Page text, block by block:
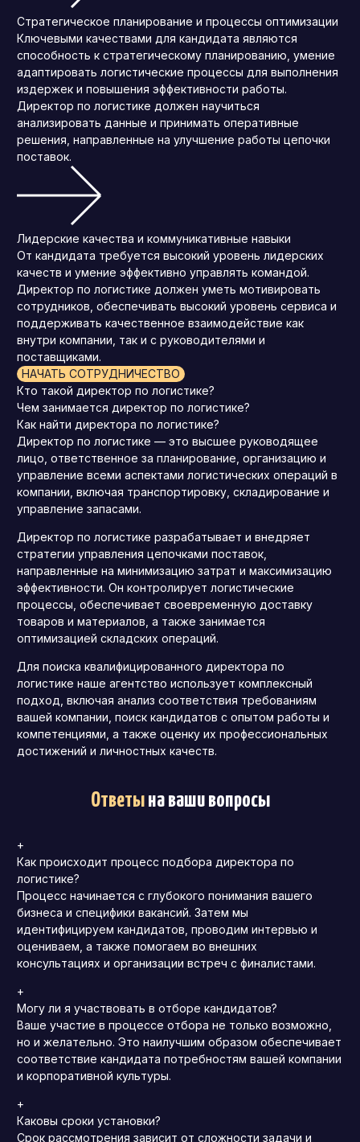
Стратегическое планирование и процессы оптимизации
Ключевыми качествами для кандидата являются
способность к стратегическому планированию, умение
адаптировать логистические процессы для выполнения
издержек и повышения эффективности работы.
Директор по логистике должен научиться
анализировать данные и принимать оперативные
решения, направленные на улучшение работы цепочки
поставок.
Лидерские качества и коммуникативные навыки
От кандидата требуется высокий уровень лидерских
качеств и умение эффективно управлять командой.
Директор по логистике должен уметь мотивировать
сотрудников, обеспечивать высокий уровень сервиса и
поддерживать качественное взаимодействие как
внутри компании, так и с руководителями и
поставщиками.
НАЧАТЬ СОТРУДНИЧЕСТВО
Кто такой директор по логистике?
Чем занимается директор по логистике?
Как найти директора по логистике?
Директор по логистике — это высшее руководящее
лицо, ответственное за планирование, организацию и
управление всеми аспектами логистических операций в
компании, включая транспортировку, складирование и
управление запасами.
Директор по логистике разрабатывает и внедряет
стратегии управления цепочками поставок,
направленные на минимизацию затрат и максимизацию
эффективности. Он контролирует логистические
процессы, обеспечивает своевременную доставку
товаров и материалов, а также занимается
оптимизацией складских операций.
Для поиска квалифицированного директора по
логистике наше агентство использует комплексный
подход, включая анализ соответствия требованиям
вашей компании, поиск кандидатов с опытом работы и
компетенциями, а также оценку их профессиональных
достижений и личностных качеств.
Ответына ваши вопросы
+
Как происходит процесс подбора директора по
логистике?
Процесс начинается с глубокого понимания вашего
бизнеса и специфики вакансий. Затем мы
идентифицируем кандидатов, проводим интервью и
оцениваем, а также помогаем во внешних
консультациях и организации встреч с финалистами.
+
Могу ли я участвовать в отборе кандидатов?
Ваше участие в процессе отбора не только возможно,
но и желательно. Это наилучшим образом обеспечивает
соответствие кандидата потребностям вашей компании
и корпоративной культуры.
+
Каковы сроки установки?
Срок рассмотрения зависит от сложности задачи и